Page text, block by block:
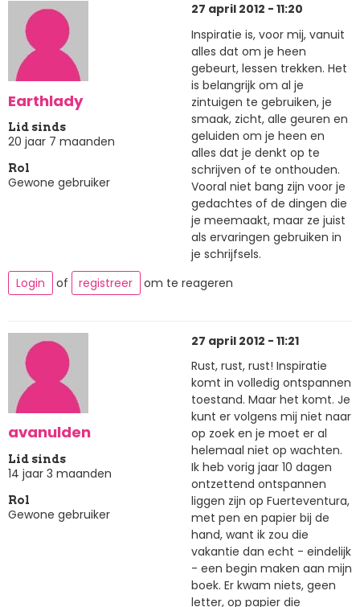
Earthlady
Lid sinds
20 jaar 7 maanden
Rol
Gewone gebruiker
27 april 2012 - 11:20
Inspiratie is, voor mij, vanuit
alles dat om je heen
gebeurt, lessen trekken. Het
is belangrijk om al je
zintuigen te gebruiken, je
smaak, zicht, alle geuren en
geluiden om je heen en
alles dat je denkt op te
schrijven of te onthouden.
Vooral niet bang zijn voor je
gedachtes of de dingen die
je meemaakt, maar ze juist
als ervaringen gebruiken in
je schrijfsels.
Login
of registreer om te reageren
avanulden
Lid sinds
14 jaar 3 maanden
Rol
Gewone gebruiker
27 april 2012 - 11:21
Rust, rust, rust! Inspiratie
komt in volledig ontspannen
toestand. Maar het komt. Je
kunt er volgens mij niet naar
op zoek en je moet er al
helemaal niet op wachten.
Ik heb vorig jaar 10 dagen
ontzettend ontspannen
liggen zijn op Fuerteventura,
met pen en papier bij de
hand, want ik zou die
vakantie dan echt - eindelijk
- een begin maken aan mijn
boek. Er kwam niets, geen
letter, op papier die